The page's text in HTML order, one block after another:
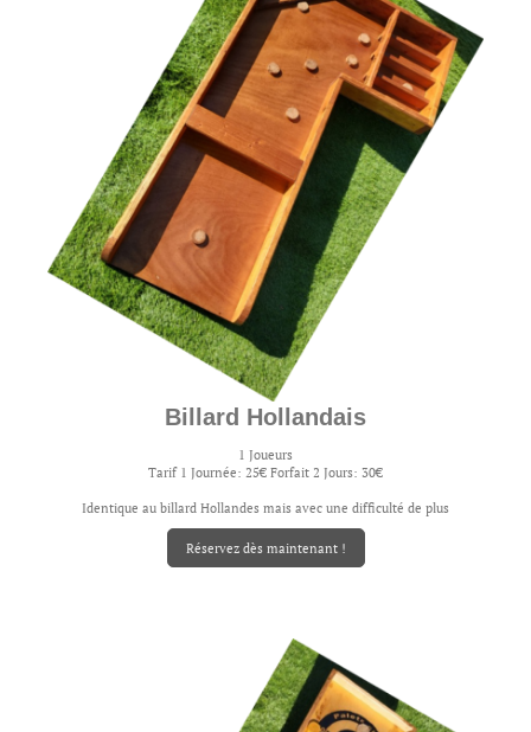
Billard Hollandais
1 Joueurs
Tarif 1 Journée: 25€ Forfait 2 Jours: 30€
Identique au billard Hollandes mais avec une difficulté de plus
Réservez dès maintenant !